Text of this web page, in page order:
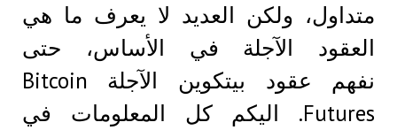
متداول، ولكن العديد لا يعرف ما هي
العقود الآجلة في الأساس، حتى
نفهم عقود بيتكوين الآجلة Bitcoin
Futures. اليكم كل المعلومات في